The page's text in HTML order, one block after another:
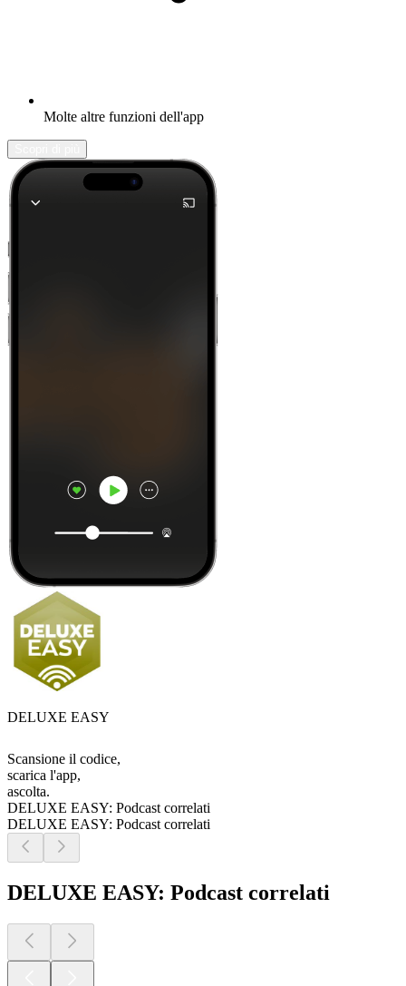
Molte altre funzioni dell'app
DELUXE EASY
Scansione il codice,
scarica l'app,
ascolta.
DELUXE EASY: Podcast correlati
DELUXE EASY: Podcast correlati
DELUXE EASY: Podcast correlati